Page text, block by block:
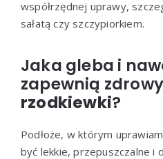
współrzędnej uprawy,
sałatą czy szczypiorkiem.
Jaka gleba i
zapewnią
rzodkiewki?
Podłoże, w którym
być lekkie, przepuszczalne i